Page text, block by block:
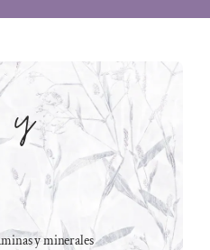
y
y minerales